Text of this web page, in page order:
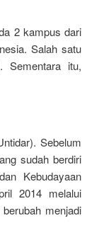
2 kampus dari
Salah satu
Sementara itu,
Sebelum
sudah berdiri
Kebudayaan
2014 melalui
menjadi